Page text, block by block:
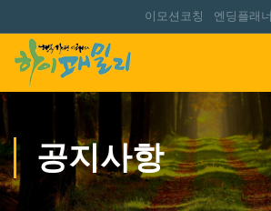
이모션코칭 엔딩플래너
공지사항